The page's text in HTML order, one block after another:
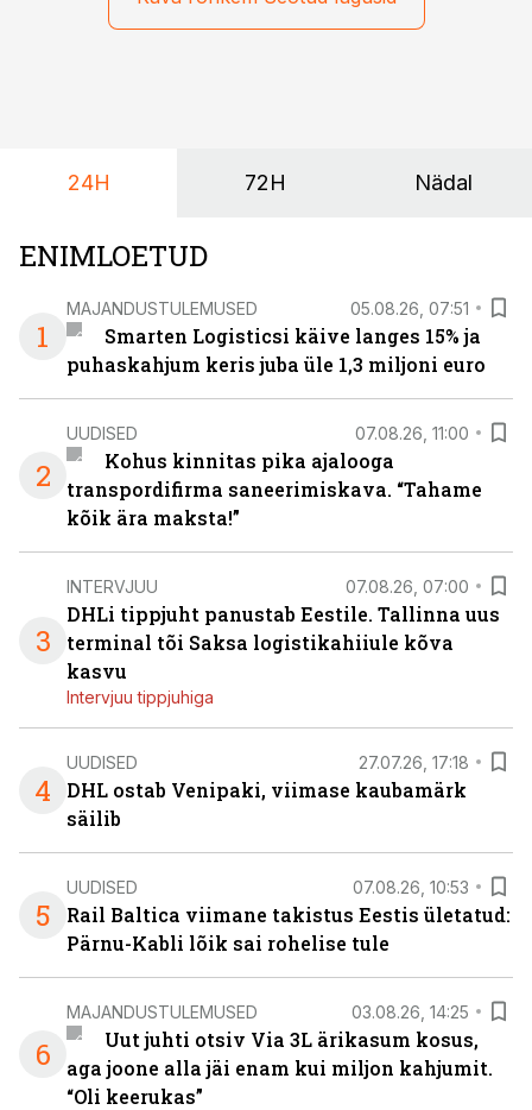
maailmameistrivõistlused.
24H 72H Nädal
ENIMLOETUD
1
MAJANDUSTULEMUSED 05.08.26, 07:51
Smarten Logisticsi käive langes 15% ja
puhaskahjum keris juba üle 1,3 miljoni euro
2
UUDISED 07.08.26, 11:00
Kohus kinnitas pika ajalooga
transpordifirma saneerimiskava. “Tahame
kõik ära maksta!”
3
INTERVJUU 07.08.26, 07:00
DHLi tippjuht panustab Eestile. Tallinna uus
terminal tõi Saksa logistikahiiule kõva
kasvu
Intervjuu tippjuhiga
4
UUDISED 27.07.26, 17:18
DHL ostab Venipaki, viimase kaubamärk
säilib
5
UUDISED 07.08.26, 10:53
Rail Baltica viimane takistus Eestis ületatud:
Pärnu-Kabli lõik sai rohelise tule
6
MAJANDUSTULEMUSED 03.08.26, 14:25
Uut juhti otsiv Via 3L ärikasum kosus,
aga joone alla jäi enam kui miljon kahjumit.
“Oli keerukas”